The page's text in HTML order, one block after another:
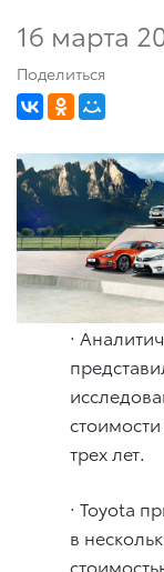
16 марта
Поделиться
·
трех лет.
· Toyota
в